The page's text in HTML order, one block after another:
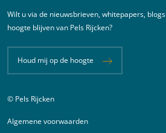
Wilt u via de nieuwsbrieven, whitepapers,
hoogte blijven van Pels Rijcken?
Houd mij op de hoogte
Juridische informatie
© Pels Rijcken
Algemene voorwaarden